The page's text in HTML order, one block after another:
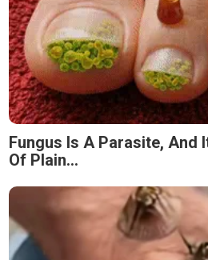
Fungus Is A Parasite, And
Of Plain...